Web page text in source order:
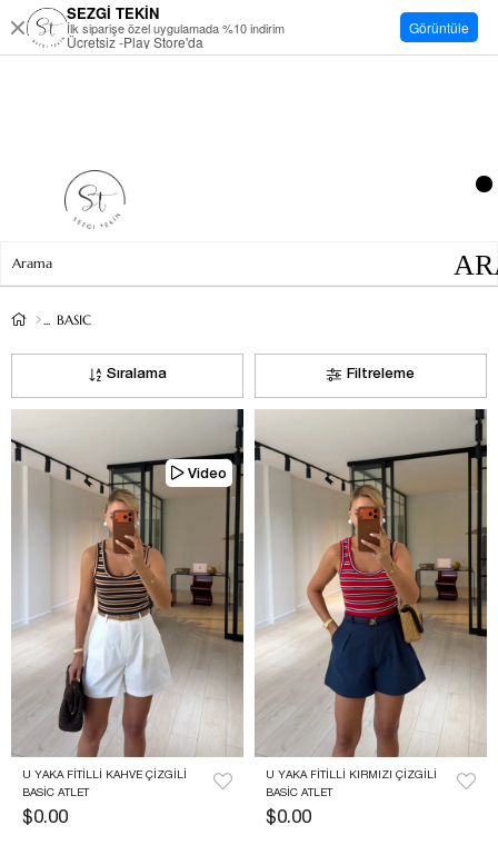
BASIC
Filtreleme
Sıralama
U YAKA FITILLI KAHVE ÇIZGILI
BASIC ATLET
$0.00
Video
U YAKA FITILLI KIRMIZI ÇIZGILI
BASIC ATLET
$0.00
SEZGİ TEKİN
İlk siparişe özel uygulamada %10 indirim
Ücretsiz -Play Store'da
Görüntüle